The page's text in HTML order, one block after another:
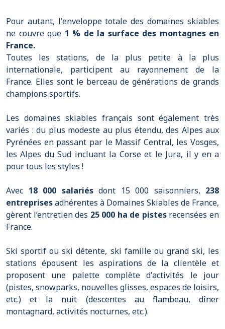
Pour autant, l'enveloppe totale des domaines skiables
ne couvre que 1 % de la surface des montagnes en
France.
Toutes les stations, de la plus petite à la plus
internationale, participent au rayonnement de la
France. Elles sont le berceau de générations de grands
champions sportifs.
Les domaines skiables français sont également très
variés : du plus modeste au plus étendu, des Alpes aux
Pyrénées en passant par le Massif Central, les Vosges,
les Alpes du Sud incluant la Corse et le Jura, il y en a
pour tous les styles !
Avec 18 000 salariésdont 15 000 saisonniers, 238
entreprisesadhérentes à Domaines Skiables de France,
gèrent l’entretien des 25 000 ha de pistesrecensées en
France.
Ski sportif ou ski détente, ski famille ou grand ski, les
stations épousent les aspirations de la clientèle et
proposent une palette complète d'activités le jour
(pistes, snowparks, nouvelles glisses, espaces de loisirs,
etc.) et la nuit (descentes au flambeau, dîner
montagnard, activités nocturnes, etc.).